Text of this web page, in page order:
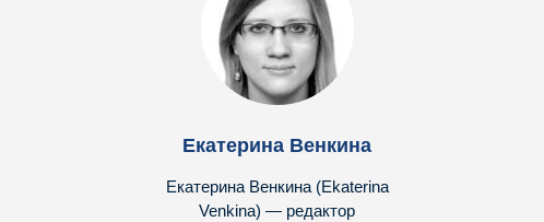
Екатерина Венкина
Екатерина Венкина (Ekaterina
Venkina) — редактор